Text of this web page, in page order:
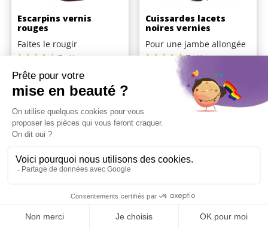
Escarpins vernis
rouges
Faites le rougir
59,90 €
Cuissardes lacets
noires vernies
Pour une jambe allongée
85,50 €